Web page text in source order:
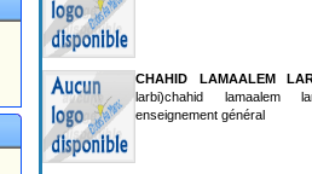
CHAHID LAMAALEM
larbi)chahid lamaalem
enseignement général